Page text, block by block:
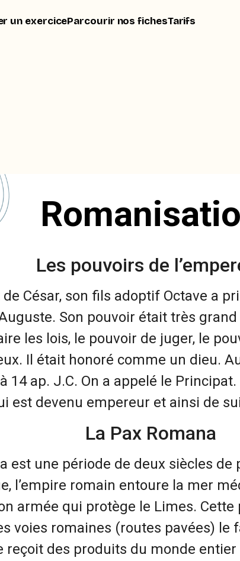
un exerciceParcourir nos fichesTarifs
Les pouvoirs de
César, son fils adoptif Octave a
Son pouvoir était très
les lois, le pouvoir de juger, le
Il était honoré comme un dieu.
14 ap. J.C. On a appelé le
est devenu empereur et ainsi de
La Pax Romana
est une période de deux siècles de
l’empire romain entoure la mer
armée qui protège le Limes. Cette
voies romaines (routes pavées) le
reçoit des produits du monde